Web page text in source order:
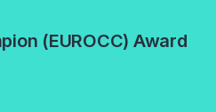
(EUROCC) Award